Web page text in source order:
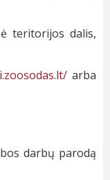
teritorijos dalis,
arba
darbų parodą